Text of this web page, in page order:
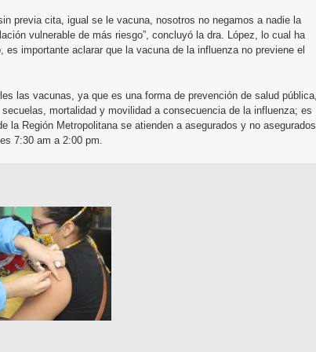
previa cita, igual se le vacuna, nosotros no negamos a nadie la
vulnerable de más riesgo”, concluyó la dra. López, lo cual ha
importante aclarar que la vacuna de la influenza no previene el
las vacunas, ya que es una forma de prevención de salud
mortalidad y movilidad a consecuencia de la influenza; es
la Región Metropolitana se atienden a asegurados y no
7:30 am a 2:00 pm.